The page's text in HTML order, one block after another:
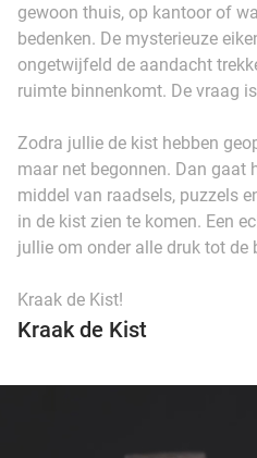
gewoon thuis, op kantoor of
bedenken. De mysterieuze
ongetwijfeld de aandacht
ruimte binnenkomt. De vraag
Zodra jullie de kist hebben
maar net begonnen. Dan gaat
middel van raadsels, puzzels
in de kist zien te komen. Een
jullie om onder alle druk tot de
Kraak de Kist!
Kraak de Kist